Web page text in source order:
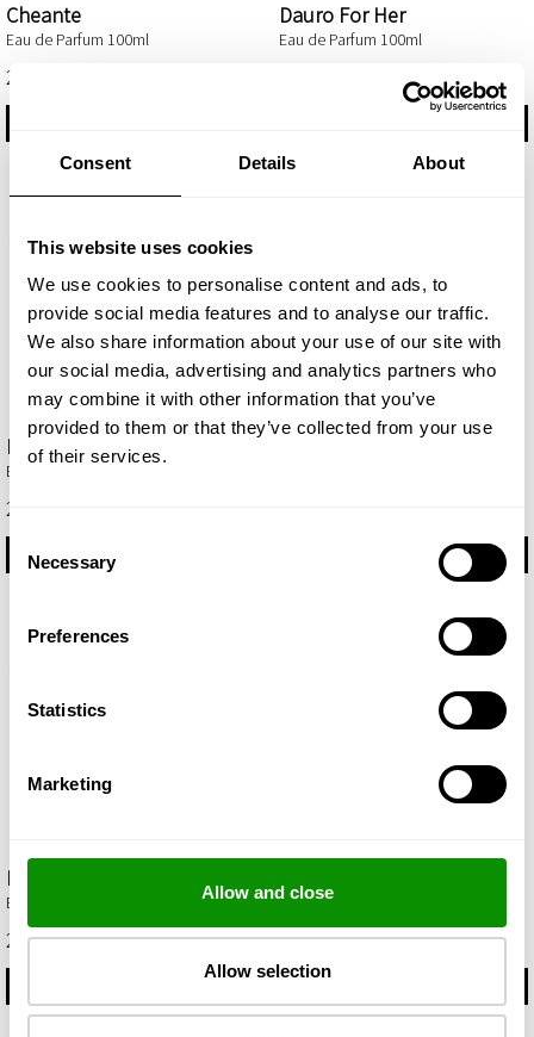
Consent Details About
This website uses cookies
We use cookies to personalise content and ads, to
provide social media features and to analyse our traffic.
We also share information about your use of our site with
our social media, advertising and analytics partners who
may combine it with other information that you’ve
provided to them or that they’ve collected from your use
of their services.
Consent
Selection
Necessary
Preferences
Statistics
Marketing
Allow and close
Allow selection
Cheante
Eau de Parfum 100ml
29,75 €
Dauro For Her
Eau de Parfum 100ml
Delá
Eau de Parfum 100ml
29,75 €
ΑΓΟΡΆΣΤΕ
Escitia
Eau de Parfum 100ml
29,75 €
Eau de Parfum 100ml
29,75 €